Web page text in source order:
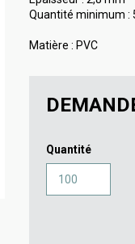
Quantité minimum :
Matière : PVC
Quantité